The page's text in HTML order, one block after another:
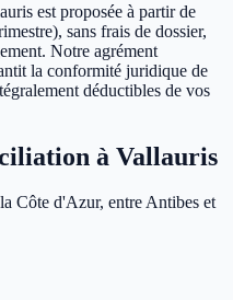
est proposée à partir de
sans frais de dossier,
Notre agrément
la conformité juridique de
déductibles de vos
à Vallauris
Côte d'Azur, entre Antibes et